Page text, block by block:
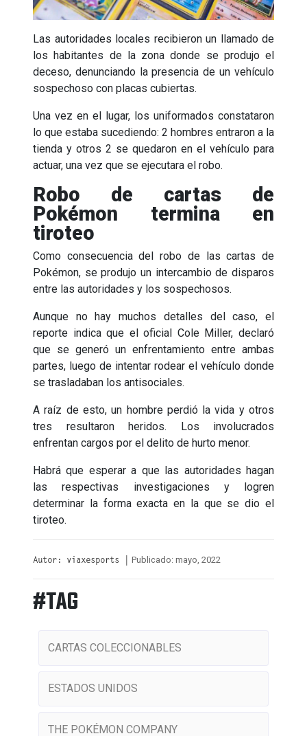
Las autoridades locales recibieron un llamado de
los habitantes de la zona donde se produjo el
deceso, denunciando la presencia de un vehículo
sospechoso con placas cubiertas.
Una vez en el lugar, los uniformados constataron
lo que estaba sucediendo: 2 hombres entraron a la
tienda y otros 2 se quedaron en el vehículo para
actuar, una vez que se ejecutara el robo.
Robo de cartas de
Pokémon termina en
tiroteo
Como consecuencia del robo de las cartas de
Pokémon, se produjo un intercambio de disparos
entre las autoridades y los sospechosos.
Aunque no hay muchos detalles del caso, el
reporte indica que el oficial Cole Miller, declaró
que se generó un enfrentamiento entre ambas
partes, luego de intentar rodear el vehículo donde
se trasladaban los antisociales.
A raíz de esto, un hombre perdió la vida y otros
tres resultaron heridos. Los involucrados
enfrentan cargos por el delito de hurto menor.
Habrá que esperar a que las autoridades hagan
las respectivas investigaciones y logren
determinar la forma exacta en la que se dio el
tiroteo.
Autor: viaxesports | Publicado: mayo, 2022
#TAG
CARTAS COLECCIONABLES
ESTADOS UNIDOS
THE POKÉMON COMPANY